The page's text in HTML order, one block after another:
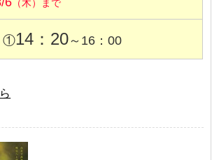
（木）まで
①14：20～16：00